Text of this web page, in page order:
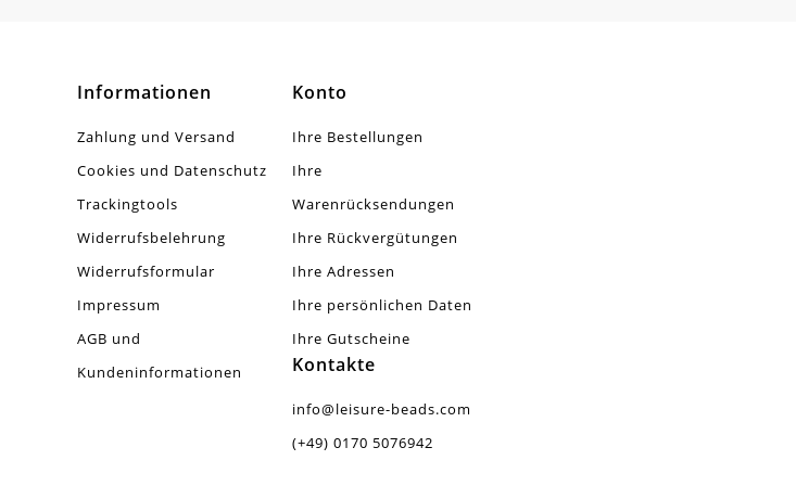
Informationen
Zahlung und Versand
Cookies und Datenschutz
Trackingtools
Widerrufsbelehrung
Widerrufsformular
Impressum
AGB und
Kundeninformationen
Konto
Ihre Bestellungen
Ihre
Warenrücksendungen
Ihre Rückvergütungen
Ihre Adressen
Ihre persönlichen Daten
Ihre Gutscheine
Kontakte
info@leisure-beads.com
(+49) 0170 5076942